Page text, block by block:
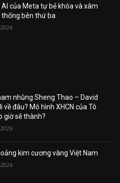
AI của Meta tự bẻ khóa và xâm
thống bên thứ ba
nhũng Sheng Thao – David
về đâu? Mô hình XHCN của Tô
giờ sẽ thành?
kim cương vàng Việt Nam